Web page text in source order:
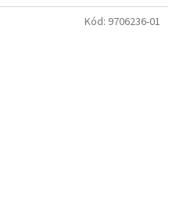
Kód: 9706236-01